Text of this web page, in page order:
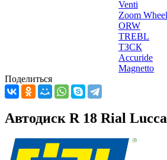
Venti
Zoom Wheel
ORW
TREBL
ТЗСК
Accuride
Magnetto
Поделиться
Автодиск R 18 Rial